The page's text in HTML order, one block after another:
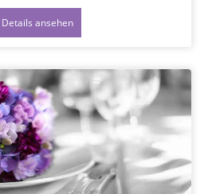
Details ansehen
1